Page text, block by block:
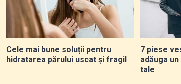
Cele mai bune soluții pentru
hidratarea părului uscat și fragil
7 piese
adăuga
tale